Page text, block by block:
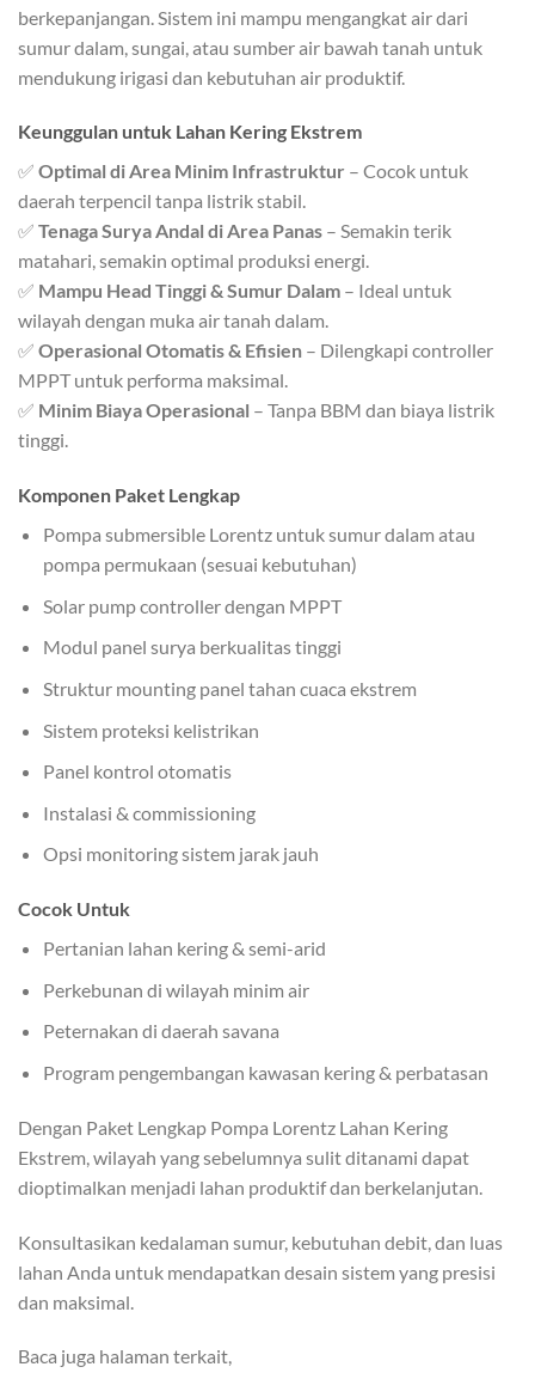
berkepanjangan. Sistem ini mampu mengangkat air dari
sumur dalam, sungai, atau sumber air bawah tanah untuk
mendukung irigasi dan kebutuhan air produktif.
Keunggulan untuk Lahan Kering Ekstrem
✅ Optimal di Area Minim Infrastruktur – Cocok untuk
daerah terpencil tanpa listrik stabil.
✅ Tenaga Surya Andal di Area Panas – Semakin terik
matahari, semakin optimal produksi energi.
✅ Mampu Head Tinggi & Sumur Dalam – Ideal untuk
wilayah dengan muka air tanah dalam.
✅ Operasional Otomatis & Efisien – Dilengkapi controller
MPPT untuk performa maksimal.
✅ Minim Biaya Operasional – Tanpa BBM dan biaya listrik
tinggi.
Komponen Paket Lengkap
Pompa submersible Lorentz untuk sumur dalam atau
pompa permukaan (sesuai kebutuhan)
Solar pump controller dengan MPPT
Modul panel surya berkualitas tinggi
Struktur mounting panel tahan cuaca ekstrem
Sistem proteksi kelistrikan
Panel kontrol otomatis
Instalasi & commissioning
Opsi monitoring sistem jarak jauh
Cocok Untuk
Pertanian lahan kering & semi-arid
Perkebunan di wilayah minim air
Peternakan di daerah savana
Program pengembangan kawasan kering & perbatasan
Dengan Paket Lengkap Pompa Lorentz Lahan Kering
Ekstrem, wilayah yang sebelumnya sulit ditanami dapat
dioptimalkan menjadi lahan produktif dan berkelanjutan.
Konsultasikan kedalaman sumur, kebutuhan debit, dan luas
lahan Anda untuk mendapatkan desain sistem yang presisi
dan maksimal.
Baca juga halaman terkait,